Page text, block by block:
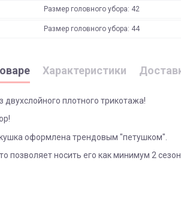
Размер головного убора: 42
Размер головного убора: 44
Характеристики
плотного трикотажа!
оформлена трендовым "петушком".
позволяет носить его как минимум 2